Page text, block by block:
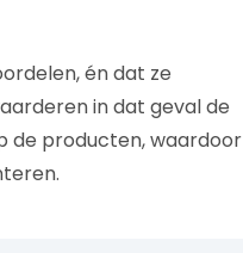
én dat ze
in dat geval de
de producten, waardoor